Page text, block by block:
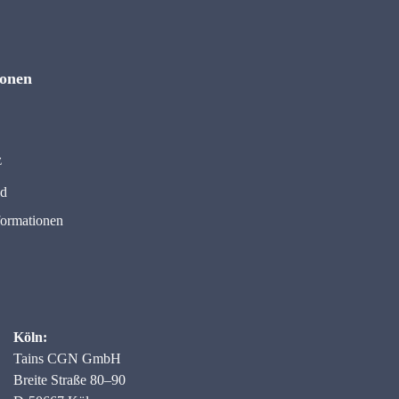
Köln:
Tains CGN GmbH
Breite Straße 80–90